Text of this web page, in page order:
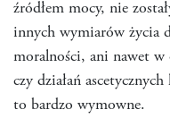
źródłem mocy, nie
innych wymiarów życia
moralności, ani nawet
czy działań
to bardzo wymowne.